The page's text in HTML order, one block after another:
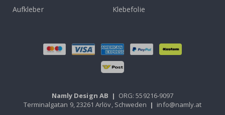
Aufkleber
Klebefolie
Namly Design AB | ORG: 559216-9097
Terminalgatan 9, 23261 Arlöv, Schweden | info@namly.at